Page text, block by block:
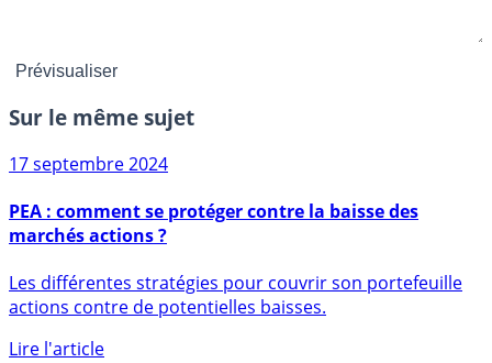
Sur le même sujet
17 septembre 2024
PEA : comment se protéger contre la baisse des
marchés actions ?
Les différentes stratégies pour couvrir son portefeuille
actions contre de potentielles baisses.
Lire l'article